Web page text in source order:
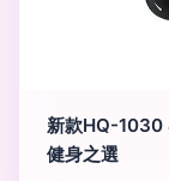
新款HQ-1030
健身之選